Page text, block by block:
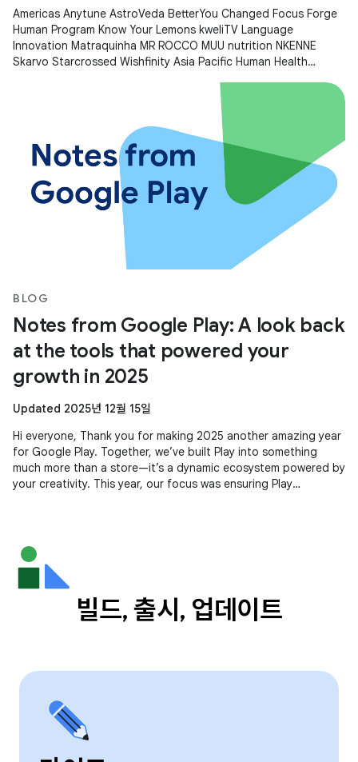
Americas Anytune AstroVeda BetterYou Changed Focus Forge
Human Program Know Your Lemons kweliTV Language
Innovation Matraquinha MR ROCCO MUU nutrition NKENNE
Skarvo Starcrossed Wishfinity Asia Pacific Human Health
BLOG
Notes from Google Play: A look back
at the tools that powered your
growth in 2025
Updated 2025년 12월 15일
Hi everyone, Thank you for making 2025 another amazing year
for Google Play. Together, we’ve built Play into something
much more than a store—it’s a dynamic ecosystem powered by
your creativity. This year, our focus was ensuring Play
빌드, 출시, 업데이트